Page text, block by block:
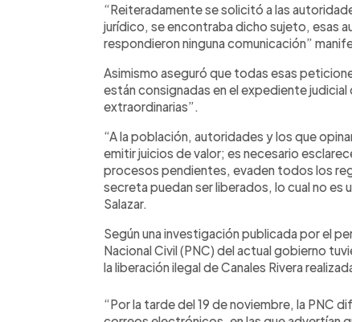
“Reiteradamente se solicitó a las
jurídico, se encontraba dicho sujeto, esas
respondieron ninguna comunicación”
Asimismo aseguró que todas esas
están consignadas en el expediente
extraordinarias”.
“A la población, autoridades y los que
emitir juicios de valor; es necesario
procesos pendientes, evaden todos los
secreta puedan ser liberados, lo cual no es
Salazar.
Según una investigación publicada por el
Nacional Civil (PNC) del actual gobierno
la liberación ilegal de Canales Rivera
“Por la tarde del 19 de noviembre, la PNC